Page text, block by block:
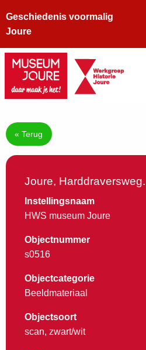
Geschiedenis voormalig
Joure
« Terug
Joure, Harddraversweg.
Instellingsnaam
HWS museum Joure
Objectnummer
s0516
Objectcategorie
Beeldmateriaal
Objectsoort
scan, zwart/wit